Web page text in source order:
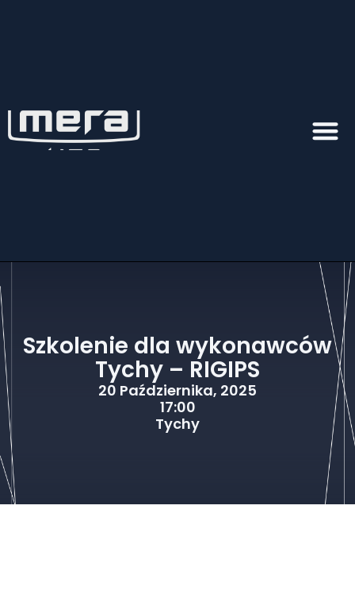
Szkolenie dla wykonawców
Tychy – RIGIPS
20 Października, 2025
17:00
Tychy